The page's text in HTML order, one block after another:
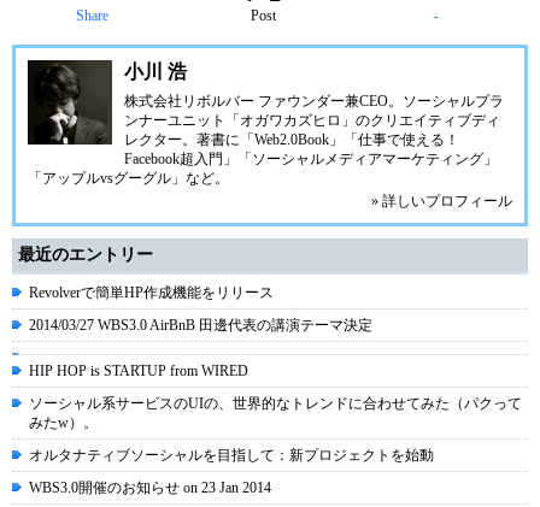
Share Post -
小川 浩
株式会社リボルバー ファウンダー兼CEO。ソーシャルプラ
ンナーユニット「オガワカズヒロ」のクリエイティブディ
レクター。著書に「Web2.0Book」「仕事で使える！
Facebook超入門」「ソーシャルメディアマーケティング」
「アップルvsグーグル」など。
» 詳しいプロフィール
最近のエントリー
Revolverで簡単HP作成機能をリリース
2014/03/27 WBS3.0 AirBnB 田邊代表の講演テーマ決定
HIP HOP is STARTUP from WIRED
ソーシャル系サービスのUIの、世界的なトレンドに合わせてみた（パクって
みたw）。
オルタナティブソーシャルを目指して：新プロジェクトを始動
WBS3.0開催のお知らせ on 23 Jan 2014